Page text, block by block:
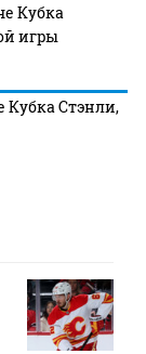
Кубка
игры
Кубка Стэнли,